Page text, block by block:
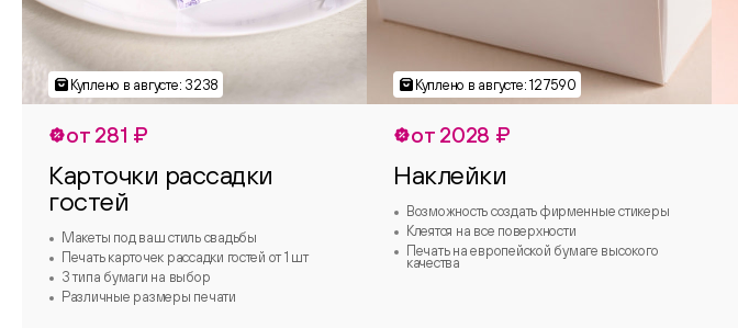
от 281 ₽
Карточки рассадки
гостей
Макеты под ваш стиль свадьбы
Печать карточек рассадки гостей от 1 шт
3 типа бумаги на выбор
Различные размеры печати
от 2028 ₽
Наклейки
Возможность создать фирменные стикеры
Клеятся на все поверхности
Печать на европейской бумаге высокого
качества